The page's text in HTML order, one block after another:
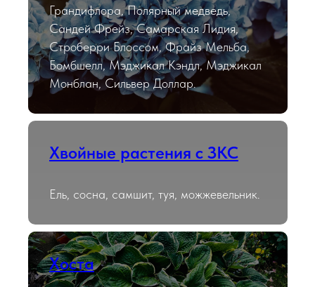
Грандифлора, Полярный медведь,
Сандей Фрейз, Самарская Лидия,
Строберри Блоссом, Фрайз Мельба,
Бомбшелл, Мэджикал Кэндл, Мэджикал
Монблан, Сильвер Доллар.
Хвойные растения с ЗКС
Ель, сосна, самшит, туя, можжевельник.
Хоста